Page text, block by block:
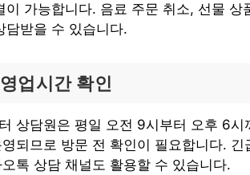
이 가능합니다. 음료 주문 취소, 선물
담받을 수 있습니다.
업시간 확인
상담원은 평일 오전 9시부터 오후 6
되므로 방문 전 확인이 필요합니다.
톡 상담 채널도 활용할 수 있습니다.